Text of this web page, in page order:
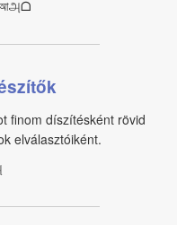
আஅᗝ
finom díszítésként rövid
elválasztóiként.